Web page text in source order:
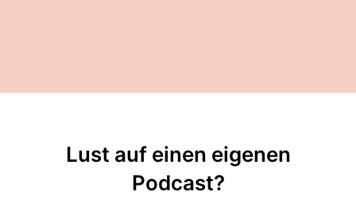
Lust auf einen eigenen
Podcast?